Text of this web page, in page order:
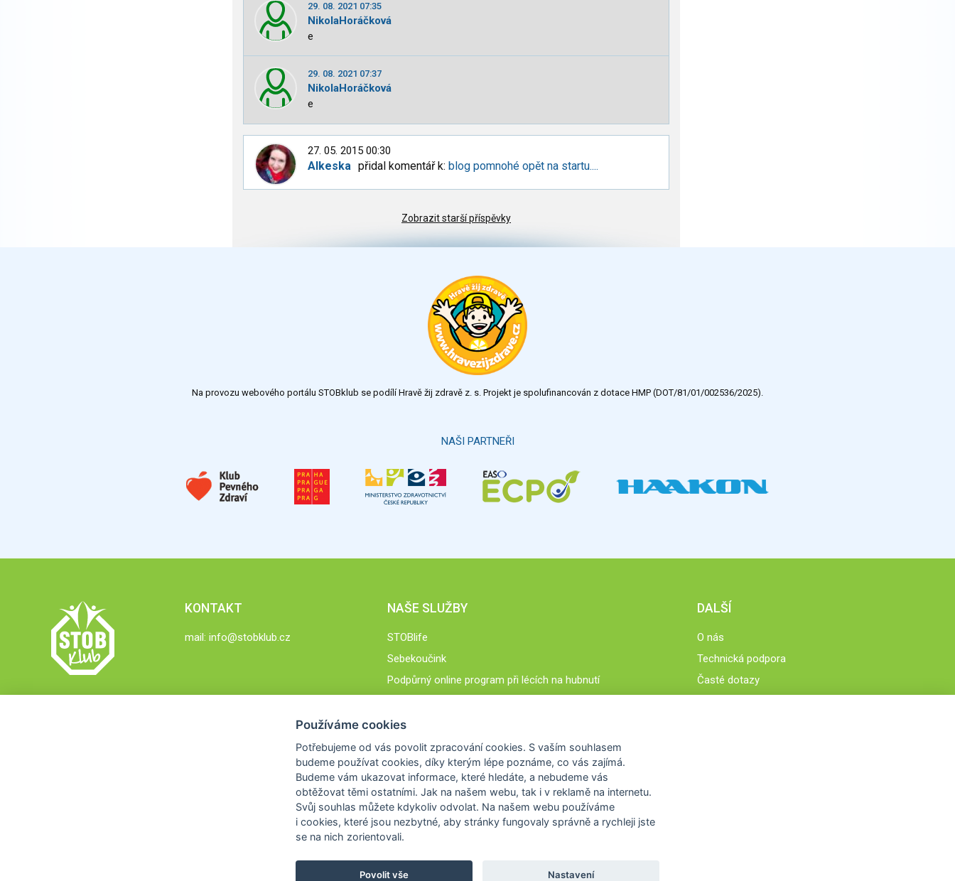
29. 08. 2021 07:35
NikolaHoráčková
e
29. 08. 2021 07:37
NikolaHoráčková
e
27. 05. 2015 00:30
Alkeska přidal komentář k:blog pomnohé opět na startu....
Zobrazit starší příspěvky
Na provozu webového portálu STOBklub se podílí Hravě žij zdravě z. s. Projekt je spolufinancován z dotace HMP (DOT/81/01/002536/2025).
NAŠI PARTNEŘI
KONTAKT
mail: info@stobklub.cz
NAŠE SLUŽBY
STOBlife
Sebekoučink
Podpůrný online program při lécích na hubnutí
DALŠÍ
O nás
Technická podpora
Časté dotazy
Používáme cookies
Potřebujeme od vás povolit zpracování cookies. S vaším souhlasem
budeme používat cookies, díky kterým lépe poznáme, co vás zajímá.
Budeme vám ukazovat informace, které hledáte, a nebudeme vás
obtěžovat těmi ostatními. Jak na našem webu, tak i v reklamě na internetu.
Svůj souhlas můžete kdykoliv odvolat. Na našem webu používáme
i cookies, které jsou nezbytné, aby stránky fungovaly správně a rychleji jste
se na nich zorientovali.
Povolit vše Nastavení